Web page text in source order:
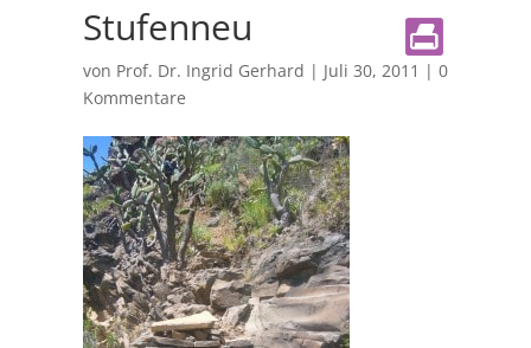
Stufenneu
von Prof. Dr. Ingrid Gerhard | Juli 30, 2011 | 0
Kommentare